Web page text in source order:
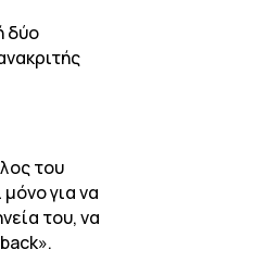
δύο
του
για να
του, να